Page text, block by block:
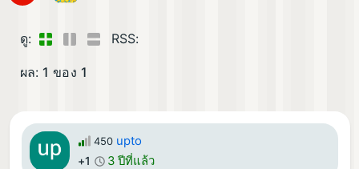
RSS:
ผล: 1 ของ 1
450 upto
+1 3 ปีที่แล้ว